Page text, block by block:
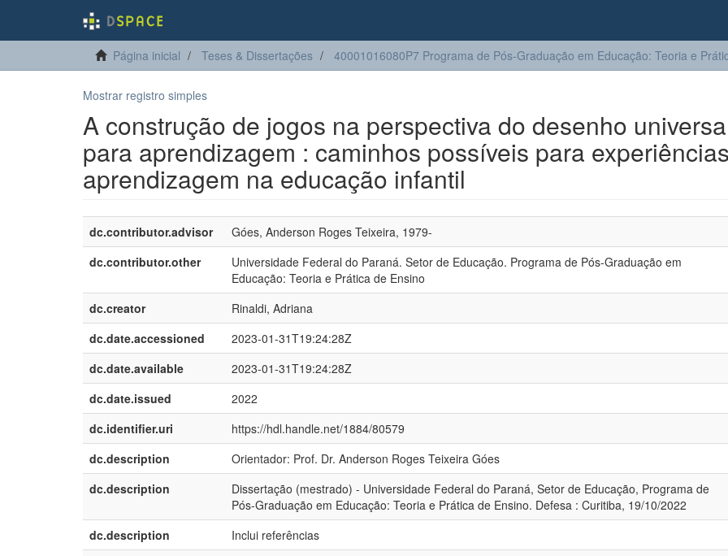
Página inicial Teses & Dissertações 40001016080P7 Programa de Pós-Graduação em Educação: Teoria e
Mostrar registro simples
A construção de jogos na perspectiva do desenho
para aprendizagem : caminhos possíveis para
aprendizagem na educação infantil
dc.contributor.advisor Góes, Anderson Roges Teixeira, 1979-
dc.contributor.other
Universidade Federal do Paraná. Setor de Educação. Programa de Pós-Graduação em
Educação: Teoria e Prática de Ensino
dc.creator Rinaldi, Adriana
dc.date.accessioned
2023-01-31T19:24:28Z
dc.date.available
2023-01-31T19:24:28Z
dc.date.issued
2022
dc.identifier.uri
https://hdl.handle.net/1884/80579
dc.description
Orientador: Prof. Dr. Anderson Roges Teixeira Góes
dc.description
Dissertação (mestrado) - Universidade Federal do Paraná, Setor de Educação, Programa de
Pós-Graduação em Educação: Teoria e Prática de Ensino. Defesa : Curitiba, 19/10/2022
dc.description Inclui referências